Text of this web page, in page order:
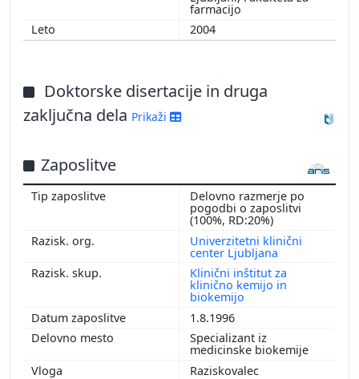
farmacijo
2004
Doktorske disertacije in druga
zaključna dela Prikaži
Zaposlitve
Delovno razmerje po
pogodbi o zaposlitvi
(100%, RD:20%)
Univerzitetni klinični
center Ljubljana
Klinični inštitut za
klinično kemijo in
biokemijo
1.8.1996
Specializant iz
medicinske biokemije
Raziskovalec